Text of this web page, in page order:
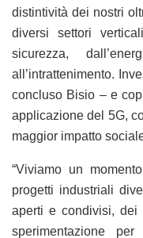
distintività dei nostri
diversi settori
sicurezza,
all’intrattenimento.
concluso Bisio – e
applicazione del 5G,
maggior impatto
“Viviamo un
progetti industriali
aperti e condivisi,
sperimentazione